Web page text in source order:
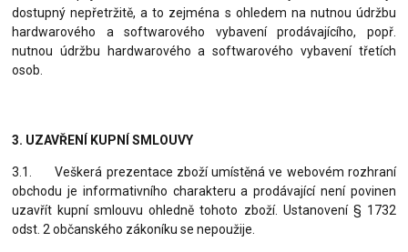
dostupný nepřetržitě, a to zejména s ohledem na nutnou údržbu
hardwarového a softwarového vybavení prodávajícího, popř.
nutnou údržbu hardwarového a softwarového vybavení třetích
osob.
3. UZAVŘENÍ KUPNÍ SMLOUVY
3.1. Veškerá prezentace zboží umístěná ve webovém rozhraní
obchodu je informativního charakteru a prodávající není povinen
uzavřít kupní smlouvu ohledně tohoto zboží. Ustanovení § 1732
odst. 2 občanského zákoníku se nepoužije.